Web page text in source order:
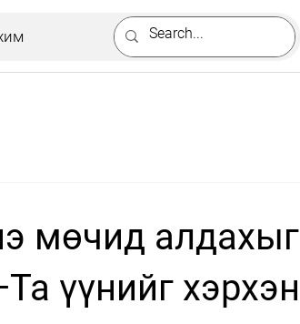
мөчид алдахыг
үүнийг хэрхэн